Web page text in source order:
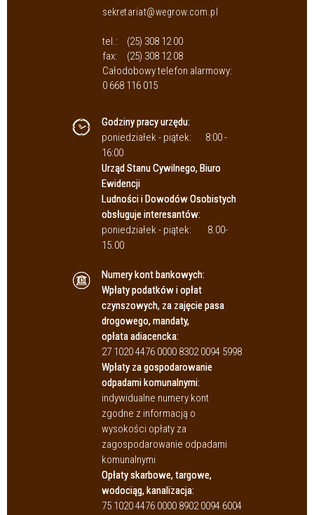
sekretariat@wegrow.com.pl
tel.:
(25) 308 12 00
fax:
(25) 308 12 08
Całodobowy telefon alarmowy:
0 668 116 015
Godziny pracy urzędu:
poniedziałek - piątek:
8:00 -
16:00
Urząd Stanu Cywilnego, Biuro
Ewidencji
Ludności i Dowodów Osobistych
obsługuje interesantów:
poniedziałek - piątek:
8.00-
15.00
Numery kont bankowych:
Wpłaty podatków i opłat
czynszowych, za zajęcie pasa
drogowego, mandaty,
opłata adiacencka:
27 1020 4476 0000 8302 0094 5998
Wpłaty za gospodarowanie
odpadami komunalnymi:
indywidualne numery kont
zgodne z informacją o
wysokości opłaty za
zagospodarowanie odpadami
komunalnymi
Opłaty skarbowe, targowe,
wodociąg, kanalizacja:
75 1020 4476 0000 8902 0094 6004